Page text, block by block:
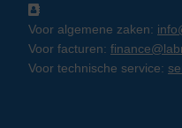
Voor algemene zaken:
Voor facturen:
Voor technische service: